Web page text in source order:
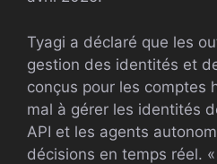
Tyagi a déclaré que les
gestion des identités et
conçus pour les comptes
mal à gérer les identités
API et les agents
décisions en temps réel.